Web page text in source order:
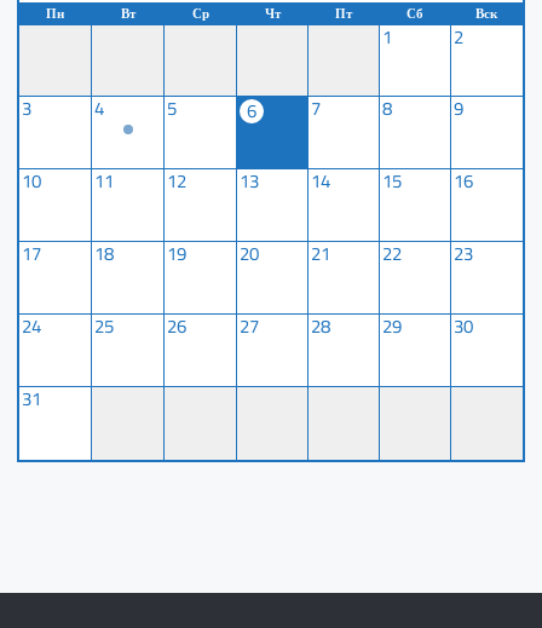
Пн Вт Ср Чт Пт Сб Вск
1 2
3 4 5 6 7 8 9
10 11 12 13 14 15 16
17 18 19 20 21 22 23
24 25 26 27 28 29 30
31